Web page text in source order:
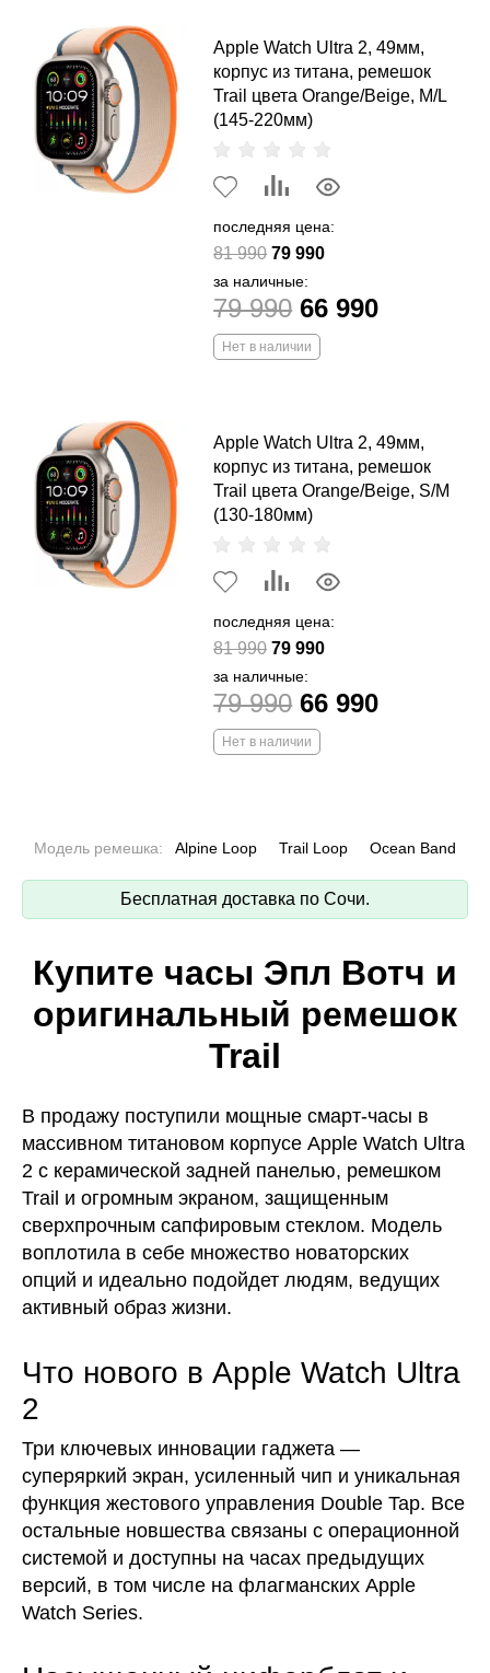
Apple Watch Ultra 2, 49мм,
корпус из титана, ремешок
Trail цвета Orange/Beige, M/L
(145-220мм)
последняя цена:
81 990 79 990
за наличные:
79 990 66 990
Нет в наличии
Apple Watch Ultra 2, 49мм,
корпус из титана, ремешок
Trail цвета Orange/Beige, S/M
(130-180мм)
последняя цена:
81 990 79 990
за наличные:
79 990 66 990
Нет в наличии
Модель ремешка: Alpine Loop Trail Loop Ocean Band
Бесплатная доставка по Сочи.
Купите часы Эпл Вотч и
оригинальный ремешок
Trail
В продажу поступили мощные смарт-часы в
массивном титановом корпусе Apple Watch Ultra
2 с керамической задней панелью, ремешком
Trail и огромным экраном, защищенным
сверхпрочным сапфировым стеклом. Модель
воплотила в себе множество новаторских
опций и идеально подойдет людям, ведущих
активный образ жизни.
Что нового в Apple Watch Ultra
2
Три ключевых инновации гаджета —
суперяркий экран, усиленный чип и уникальная
функция жестового управления Double Tap. Все
остальные новшества связаны с операционной
системой и доступны на часах предыдущих
версий, в том числе на флагманских Apple
Watch Series.